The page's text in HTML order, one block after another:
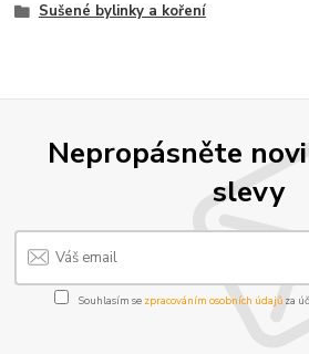
Sušené bylinky a koření
Nepropásněte
slevy
Souhlasím se zpracováním osobních údajůza